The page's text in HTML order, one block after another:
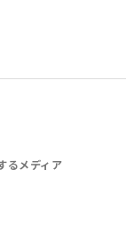
るメディア